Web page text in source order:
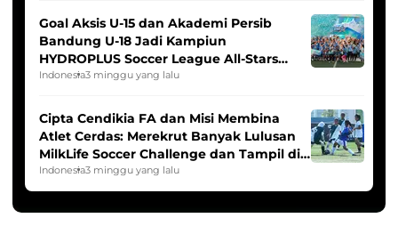
Goal Aksis U-15 dan Akademi Persib
Bandung U-18 Jadi Kampiun
HYDROPLUS Soccer League All-Stars
2025/2026
Indonesia3 minggu yang lalu
Cipta Cendikia FA dan Misi Membina
Atlet Cerdas: Merekrut Banyak Lulusan
MilkLife Soccer Challenge dan Tampil di
HYDROPLUS Soccer League
Indonesia3 minggu yang lalu